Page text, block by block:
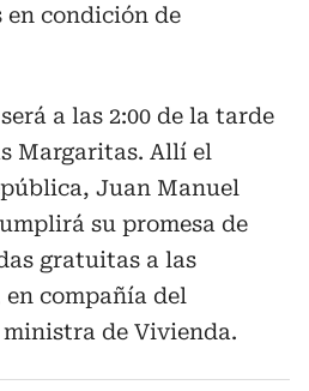
condición de
a las 2:00 de la tarde
Margaritas. Allí el
Juan Manuel
su promesa de
gratuitas a las
compañía del
de Vivienda.